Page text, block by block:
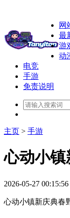
网
最
游
动
电竞
手游
免责说明
主页 > 手游
心动小
2026-05-27 00:15:56
心动小镇新庆典春